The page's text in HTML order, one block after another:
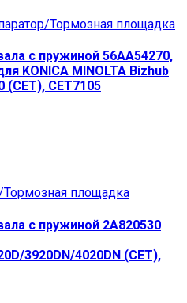
Тормозная площадка
с пружиной 56AA54270,
KONICA MINOLTA Bizhub
(CET), CET7105
площадка
с пружиной 2A820530
3920DN/4020DN (CET),